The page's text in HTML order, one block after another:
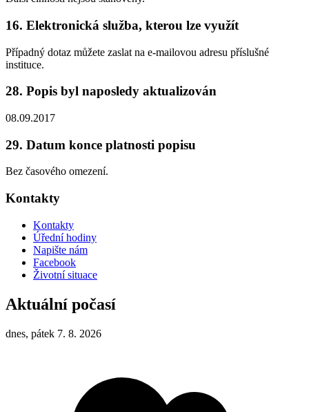
16. Elektronická služba, kterou lze využít
Případný dotaz můžete zaslat na e-mailovou adresu příslušné
instituce.
28. Popis byl naposledy aktualizován
08.09.2017
29. Datum konce platnosti popisu
Bez časového omezení.
Kontakty
Kontakty
Úřední hodiny
Napište nám
Facebook
Životní situace
Aktuální počasí
dnes, pátek 7. 8. 2026